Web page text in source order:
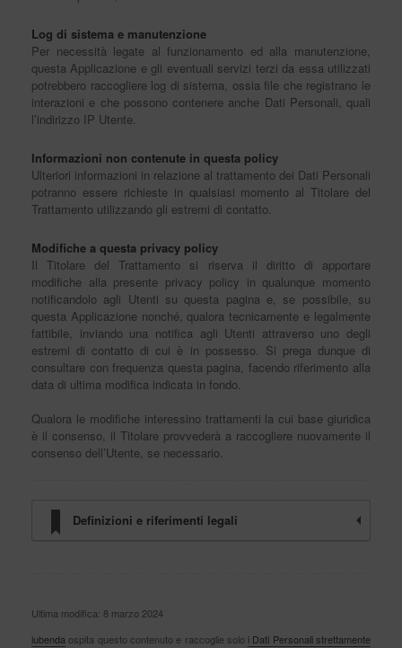
Log di sistema e manutenzione
Per necessità legate al funzionamento ed alla manutenzione,
questa Applicazione e gli eventuali servizi terzi da essa utilizzati
potrebbero raccogliere log di sistema, ossia file che registrano le
interazioni e che possono contenere anche Dati Personali, quali
l’indirizzo IP Utente.
Informazioni non contenute in questa policy
Ulteriori informazioni in relazione al trattamento dei Dati Personali
potranno essere richieste in qualsiasi momento al Titolare del
Trattamento utilizzando gli estremi di contatto.
Modifiche a questa privacy policy
Il Titolare del Trattamento si riserva il diritto di apportare
modifiche alla presente privacy policy in qualunque momento
notificandolo agli Utenti su questa pagina e, se possibile, su
questa Applicazione nonché, qualora tecnicamente e legalmente
fattibile, inviando una notifica agli Utenti attraverso uno degli
estremi di contatto di cui è in possesso. Si prega dunque di
consultare con frequenza questa pagina, facendo riferimento alla
data di ultima modifica indicata in fondo.
Qualora le modifiche interessino trattamenti la cui base giuridica
è il consenso, il Titolare provvederà a raccogliere nuovamente il
consenso dell’Utente, se necessario.
Definizioni e riferimenti legali
Ultima modifica: 8 marzo 2024
iubenda ospita questo contenuto e raccoglie solo i Dati Personali strettamente